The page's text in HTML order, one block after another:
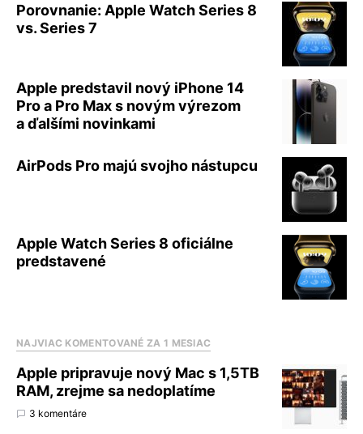
Porovnanie: Apple Watch Series 8
vs. Series 7
Apple predstavil nový iPhone 14
Pro a Pro Max s novým výrezom
a ďalšími novinkami
AirPods Pro majú svojho nástupcu
Apple Watch Series 8 oficiálne
predstavené
NAJVIAC KOMENTOVANÉ ZA 1 MESIAC
Apple pripravuje nový Mac s 1,5TB
RAM, zrejme sa nedoplatíme
3 komentáre